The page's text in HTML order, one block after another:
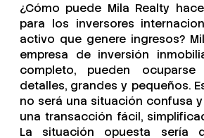
¿Cómo puede Mila Realty
para los inversores
activo que genere ingresos?
empresa de inversión
completo, pueden
detalles, grandes y pequeños.
no será una situación confusa
una transacción fácil,
La situación opuesta sería